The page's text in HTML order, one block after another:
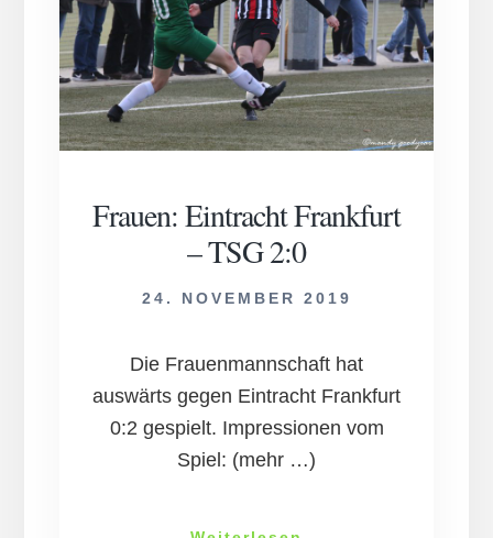
betriebes
Frauen: Eintracht Frankfurt
– TSG 2:0
24. NOVEMBER 2019
Die Frauenmannschaft hat
auswärts gegen Eintracht Frankfurt
0:2 gespielt. Impressionen vom
Spiel: (mehr …)